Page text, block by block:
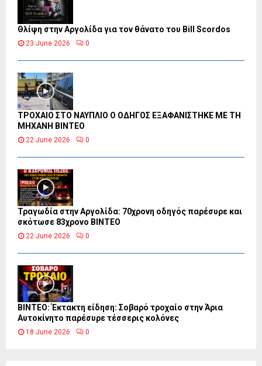
Θλίψη στην Αργολίδα για τον θάνατο του Bill Scordos
23 June 2026 0
ΤΡΟΧΑΙΟ ΣΤΟ ΝΑΥΠΛΙΟ Ο ΟΔΗΓΟΣ ΕΞΑΦΑΝΙΣΤΗΚΕ ΜΕ ΤΗ
ΜΗΧΑΝΗ ΒΙΝΤΕΟ
22 June 2026 0
Τραγωδία στην Αργολίδα: 70χρονη οδηγός παρέσυρε και
σκότωσε 83χρονο ΒΙΝΤΕΟ
22 June 2026 0
ΒΙΝΤΕΟ: Έκτακτη είδηση: Σοβαρό τροχαίο στην Άρια
Αυτοκίνητο παρέσυρε τέσσερις κολόνες
18 June 2026 0